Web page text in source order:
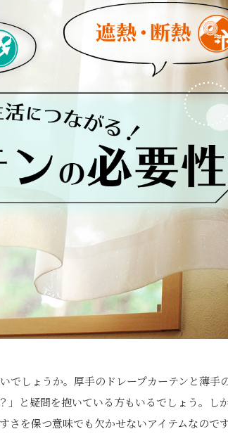
でしょうか。厚手のドレープカーテンと薄手
」と疑問を抱いている方もいるでしょう。し
さを保つ意味でも欠かせないアイテムなので